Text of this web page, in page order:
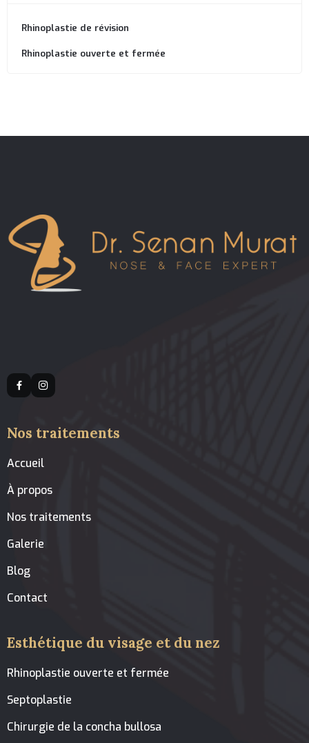
Rhinoplastie de révision
Rhinoplastie ouverte et fermée
Nos traitements
Accueil
À propos
Nos traitements
Galerie
Blog
Contact
Esthétique du visage et du nez
Rhinoplastie ouverte et fermée
Septoplastie
Chirurgie de la concha bullosa